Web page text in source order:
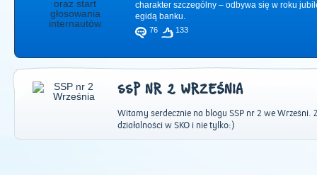
charakter szczególny – odbywa się w roku
egidą banku.
76 133
SSP NR 2 WRZEŚNIA
Witamy serdecznie na blogu SSP nr 2 we Wrześni.
działalności w SKO i nie tylko:)